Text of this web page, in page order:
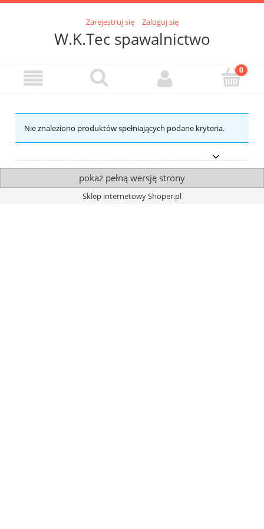
Zarejestruj się Zaloguj się
W.K.Tec spawalnictwo
Nie znaleziono produktów spełniających podane kryteria.
pokaż pełną wersję strony
Sklep internetowy Shoper.pl